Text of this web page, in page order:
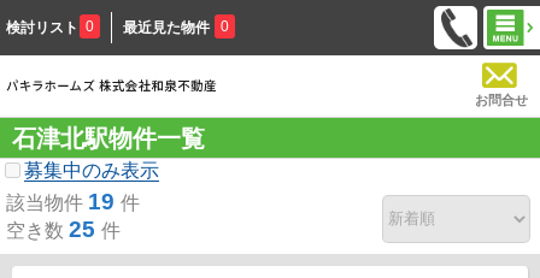
検討リスト 0 最近見た物件 0
お問合せ
石津北駅物件一覧
募集中のみ表示
該当物件 19 件
空き数 25 件